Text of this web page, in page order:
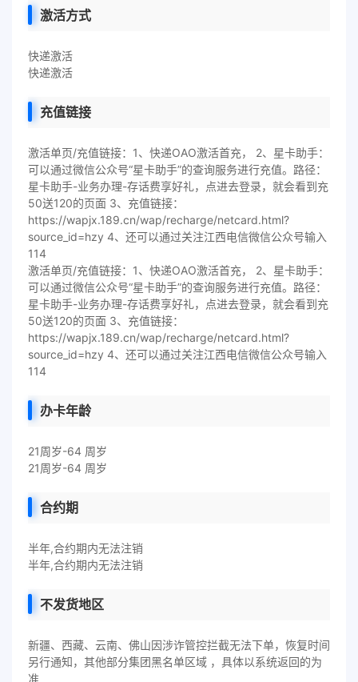
激活方式
快递激活
快递激活
充值链接
激活单页/充值链接：1、快递OAO激活首充， 2、星卡助手：
可以通过微信公众号“星卡助手”的查询服务进行充值。路径：
星卡助手-业务办理-存话费享好礼，点进去登录，就会看到充
50送120的页面 3、充值链接：
https://wapjx.189.cn/wap/recharge/netcard.html?
source_id=hzy 4、还可以通过关注江西电信微信公众号输入
114
激活单页/充值链接：1、快递OAO激活首充， 2、星卡助手：
可以通过微信公众号“星卡助手”的查询服务进行充值。路径：
星卡助手-业务办理-存话费享好礼，点进去登录，就会看到充
50送120的页面 3、充值链接：
https://wapjx.189.cn/wap/recharge/netcard.html?
source_id=hzy 4、还可以通过关注江西电信微信公众号输入
114
办卡年龄
21周岁-64 周岁
21周岁-64 周岁
合约期
半年,合约期内无法注销
半年,合约期内无法注销
不发货地区
新疆、西藏、云南、佛山因涉诈管控拦截无法下单，恢复时间
另行通知，其他部分集团黑名单区域 ，具体以系统返回的为
准